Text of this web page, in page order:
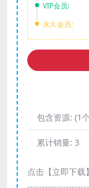
VIP会员:
永久会员:
包含资源: (1
累计销量: 3
点击【立即下载